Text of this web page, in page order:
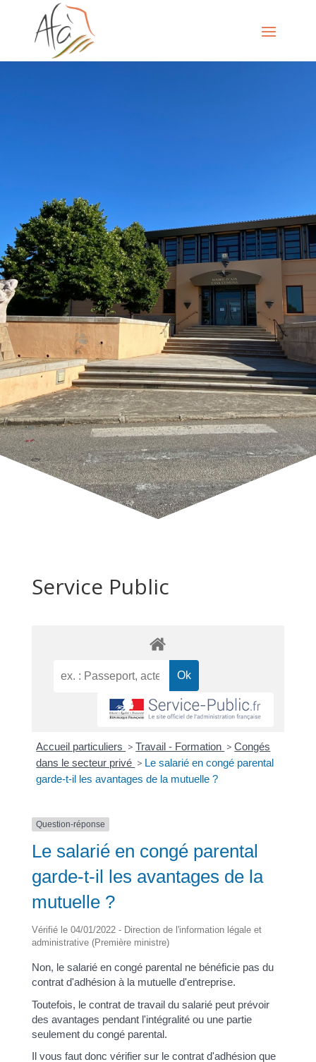
Service Public
Accueil particuliers > Travail - Formation > Congés
dans le secteur privé > Le salarié en congé parental
garde-t-il les avantages de la mutuelle ?
Question-réponse
Le salarié en congé parental
garde-t-il les avantages de la
mutuelle ?
Vérifié le 04/01/2022 - Direction de l'information légale et
administrative (Première ministre)
Non, le salarié en congé parental ne bénéficie pas du
contrat d'adhésion à la mutuelle d'entreprise.
Toutefois, le contrat de travail du salarié peut prévoir
des avantages pendant l'intégralité ou une partie
seulement du congé parental.
Il vous faut donc vérifier sur le contrat d'adhésion que